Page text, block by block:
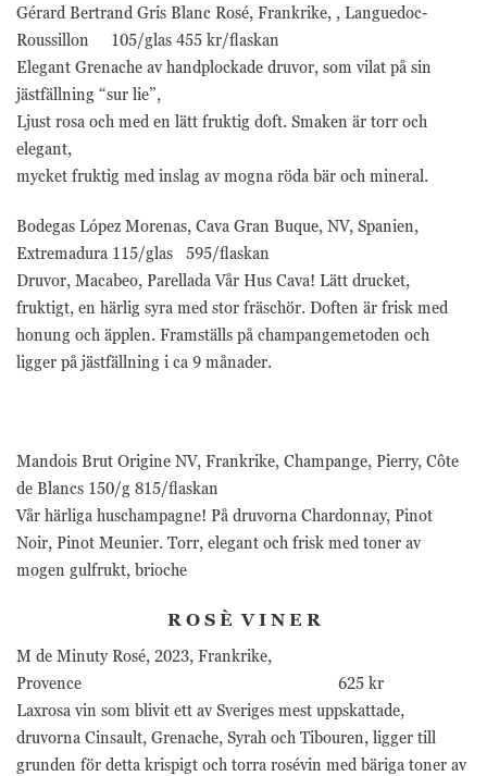
Gérard Bertrand Gris Blanc Rosé, Frankrike, , Languedoc-
Roussillon 105/glas 455 kr/flaskan
Elegant Grenache av handplockade druvor, som vilat på sin
jästfällning “sur lie”,
Ljust rosa och med en lätt fruktig doft. Smaken är torr och
elegant,
mycket fruktig med inslag av mogna röda bär och mineral.
Bodegas López Morenas, Cava Gran Buque, NV, Spanien,
Extremadura 115/glas 595/flaskan
Druvor, Macabeo, Parellada Vår Hus Cava! Lätt drucket,
fruktigt, en härlig syra med stor fräschör. Doften är frisk med
honung och äpplen. Framställs på champangemetoden och
ligger på jästfällning i ca 9 månader.
Mandois Brut Origine NV, Frankrike, Champange, Pierry, Côte
de Blancs 150/g 815/flaskan
Vår härliga huschampagne! På druvorna Chardonnay, Pinot
Noir, Pinot Meunier. Torr, elegant och frisk med toner av
mogen gulfrukt, brioche
R O S È V I N E R
M de Minuty Rosé, 2023, Frankrike,
Provence 625 kr
Laxrosa vin som blivit ett av Sveriges mest uppskattade,
druvorna Cinsault, Grenache, Syrah och Tibouren, ligger till
grunden för detta krispigt och torra rosévin med bäriga toner av